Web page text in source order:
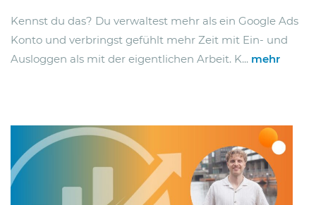
Kennst du das? Du verwaltest mehr als ein Google Ads
Konto und verbringst gefühlt mehr Zeit mit Ein- und
Ausloggen als mit der eigentlichen Arbeit. K... mehr